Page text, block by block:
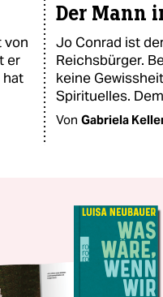
von
er
hat
Der Mann
Jo Conrad ist
Reichsbürger.
keine
Spirituelles.
Von Gabriela